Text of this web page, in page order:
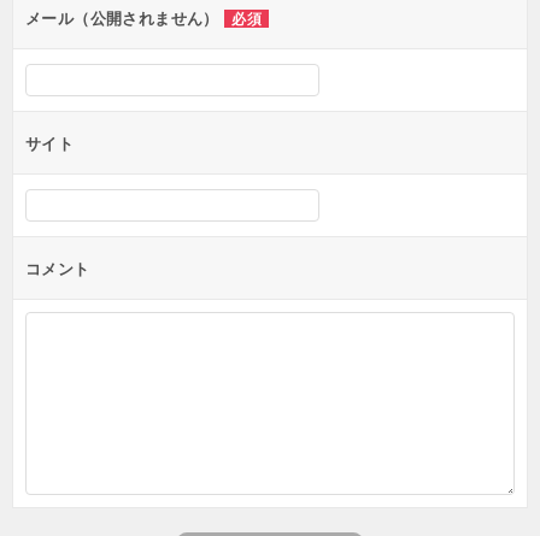
メール（公開されません） 必須
サイト
コメント